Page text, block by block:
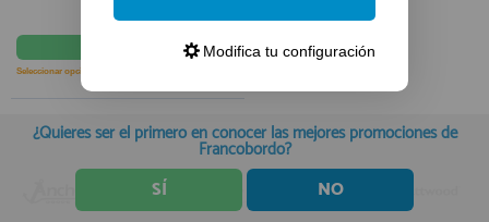
38,25€
Seleccionar opción
Modifica tu configuración
¿Quieres ser el primero en conocer las mejores promociones de
Francobordo?
SÍ NO